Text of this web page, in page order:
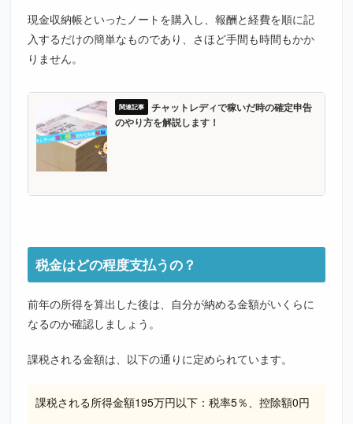
現金収納帳といったノートを購入し、報酬と経費を順に記
入するだけの簡単なものであり、さほど手間も時間もかか
りません。
チャットレディで稼いだ時の確定申告
のやり方を解説します！
税金はどの程度支払うの？
前年の所得を算出した後は、自分が納める金額がいくらに
なるのか確認しましょう。
課税される金額は、以下の通りに定められています。
課税される所得金額195万円以下：税率5％、控除額0円